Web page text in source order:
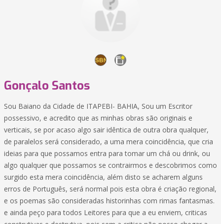
Gonçalo Santos
Sou Baiano da Cidade de ITAPEBI- BAHIA, Sou um Escritor
possessivo, e acredito que as minhas obras são originais e
verticais, se por acaso algo sair idêntica de outra obra qualquer,
de paralelos será considerado, a uma mera coincidência, que cria
ideias para que possamos entra para tomar um chá ou drink, ou
algo qualquer que possamos se contrairmos e descobrimos como
surgido esta mera coincidência, além disto se acharem alguns
erros de Português, será normal pois esta obra é criação regional,
e os poemas são consideradas historinhas com rimas fantasmas.
e ainda peço para todos Leitores para que a eu enviem, criticas